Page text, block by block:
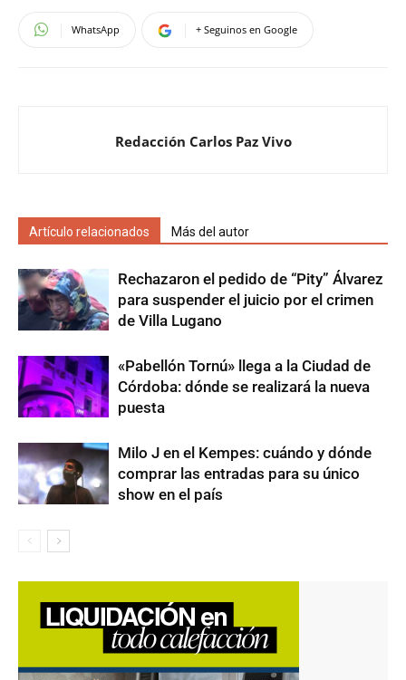
WhatsApp + Seguinos en Google
Redacción Carlos Paz Vivo
Artículo relacionados Más del autor
Rechazaron el pedido de “Pity” Álvarez
para suspender el juicio por el crimen
de Villa Lugano
«Pabellón Tornú» llega a la Ciudad de
Córdoba: dónde se realizará la nueva
puesta
Milo J en el Kempes: cuándo y dónde
comprar las entradas para su único
show en el país